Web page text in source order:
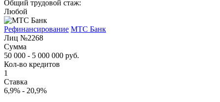
Общий трудовой стаж:
Любой
Рефинансирование МТС Банк
Лиц №2268
Сумма
50 000 - 5 000 000 руб.
Кол-во кредитов
1
Ставка
6,9% - 20,9%